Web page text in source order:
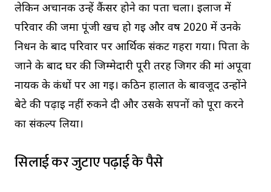
लेकिन अचानक उन्हें कैंसर होने का पता चला। इलाज में
परिवार की जमा पूंजी खर्च हो गई और वर्ष 2020 में उनके
निधन के बाद परिवार पर आर्थिक संकट गहरा गया। पिता के
जाने के बाद घर की जिम्मेदारी पूरी तरह जिगर की मां अपूर्वा
नायक के कंधों पर आ गई। कठिन हालात के बावजूद उन्होंने
बेटे की पढ़ाई नहीं रुकने दी और उसके सपनों को पूरा करने
का संकल्प लिया।
सिलाई कर जुटाए पढ़ाई के पैसे